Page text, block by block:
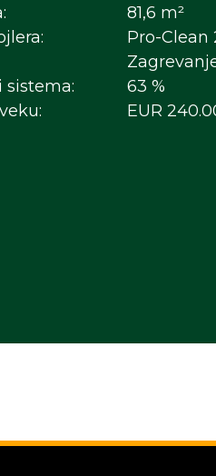
81,6 m²
Pro-Clean
sistema:
63 %
EUR